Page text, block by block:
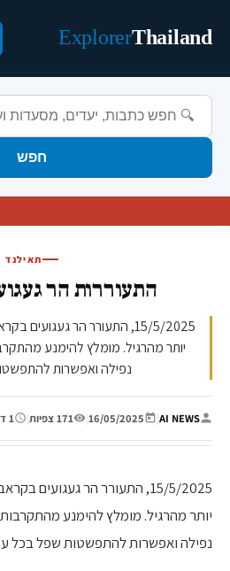
Thailand
Explorer
חפש
תאילנד
התעוררות הר
15/5/2025, התעורר הר
יותר מהרגיל. מומלץ להימנע
נפילה ואפשרות
AI NEWS
|
16/05/2025
| 171 צפיות | 1 דקות קריאה
15/5/2025, התעורר הר געגועים
יותר מהרגיל. מומלץ להימנע
נפילה ואפשרות להתפשטות שפל בכל